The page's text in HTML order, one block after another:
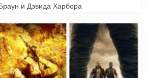
и Дэвида Харбора